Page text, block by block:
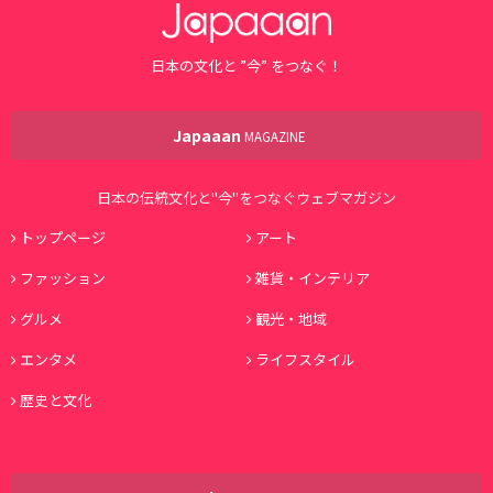
日本の文化と ”今” をつなぐ！
Japaaan MAGAZINE
日本の伝統文化と"今"をつなぐウェブマガジン
トップページ
アート
ファッション
雑貨・インテリア
グルメ
観光・地域
エンタメ
ライフスタイル
歴史と文化